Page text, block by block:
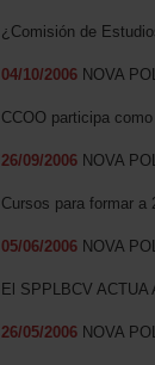
¿Comisión de
04/10/2006 NOVA
CCOO participa
26/09/2006 NOVA
Cursos para formar
05/06/2006 NOVA
El SPPLBCV ACTUA
26/05/2006 NOVA